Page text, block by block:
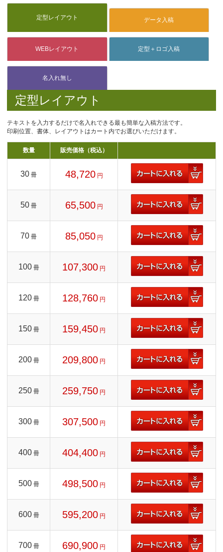
定型レイアウト
テキストを入力するだけで名入れできる最も簡単な入稿方法です。
印刷位置、書体、レイアウトはカート内でお選びいただけます。
数量 販売価格（税込）
30 冊 48,720 円
50 冊 65,500 円
70 冊 85,050 円
100 冊 107,300 円
120 冊 128,760 円
150 冊 159,450 円
200 冊 209,800 円
250 冊 259,750 円
300 冊 307,500 円
400 冊 404,400 円
500 冊 498,500 円
600 冊 595,200 円
700 冊 690,900 円